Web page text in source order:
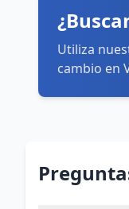
Utiliza
cambio en